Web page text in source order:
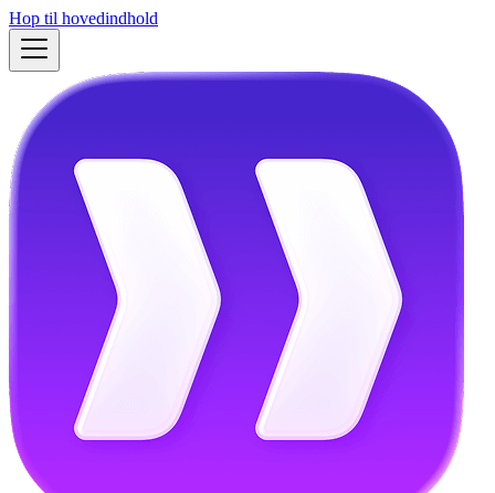
Hop til hovedindhold